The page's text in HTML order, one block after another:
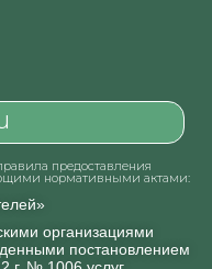
предоставления
нормативными актами:
организациями
постановлением